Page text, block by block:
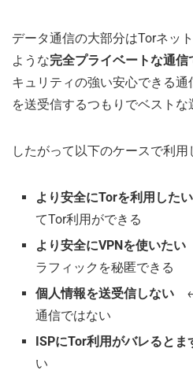
データ通信の大部分はTorネッ
ような完全プライベートな通信
キュリティの強い安心できる
を送受信するつもりでベストな
したがって以下のケースで利用
より安全にTorを利用したい
てTor利用ができる
より安全にVPNを使いた
ラフィックを秘匿できる
個人情報を送受信しない ←
通信ではない
ISPにTor利用がバレるとま
い